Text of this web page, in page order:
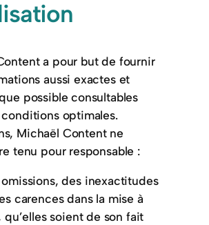
a pour but de fournir
aussi exactes et
possible consultables
optimales.
Michaël Content ne
tenu pour responsable :
omissions, des inexactitudes
carences dans la mise à
qu’elles soient de son fait